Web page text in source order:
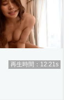
再生時間：12:21s